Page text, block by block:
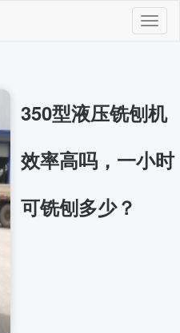
350型液压铣刨机
效率高吗，一小时
可铣刨多少？